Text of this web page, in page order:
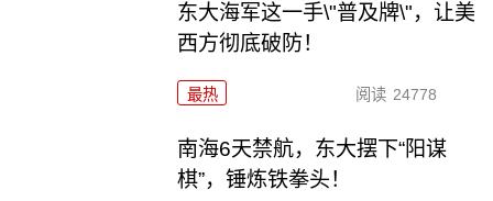
东大海军这一手\"普及牌\"，让美
西方彻底破防！
最热 阅读 24778
南海6天禁航，东大摆下“阳谋
棋”，锤炼铁拳头！